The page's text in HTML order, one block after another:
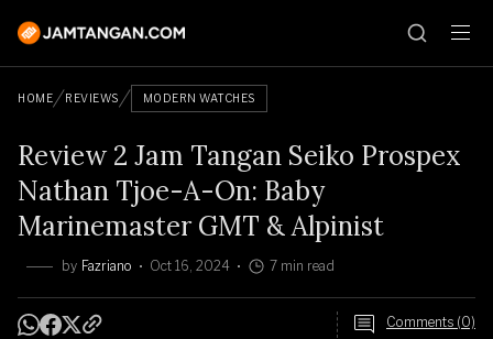
HOME REVIEWS MODERN WATCHES
Review 2 Jam Tangan Seiko Prospex
Nathan Tjoe-A-On: Baby
Marinemaster GMT & Alpinist
by Fazriano Oct 16, 2024 7 min read
Comments (0)